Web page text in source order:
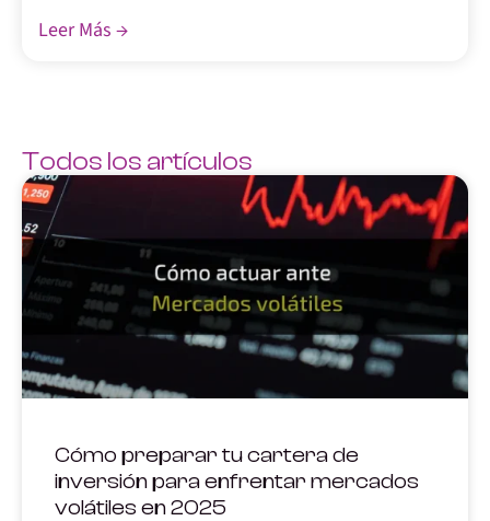
Leer Más →
Todos los artículos
Cómo preparar tu cartera de
inversión para enfrentar mercados
volátiles en 2025